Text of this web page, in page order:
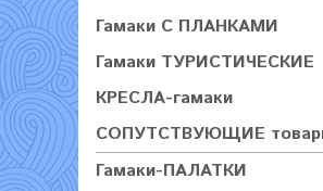
Гамаки С ПЛАНКАМИ
Гамаки ТУРИСТИЧЕСКИЕ
КРЕСЛА-гамаки
СОПУТСТВУЮЩИЕ
Гамаки-ПАЛАТКИ